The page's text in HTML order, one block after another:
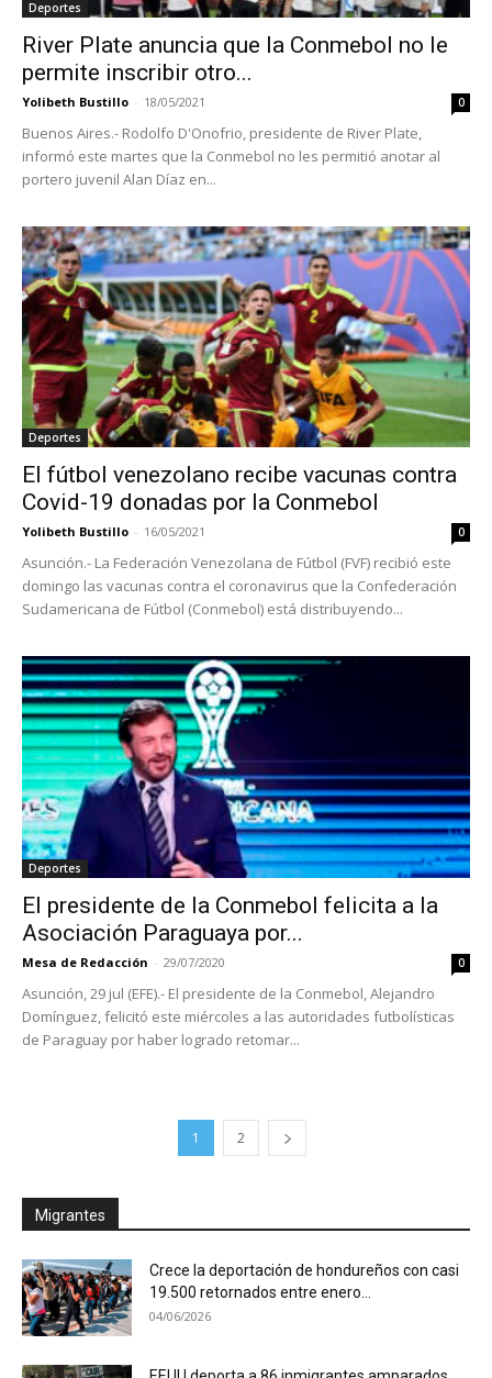
Deportes
River Plate anuncia que la Conmebol no le
permite inscribir otro...
Yolibeth Bustillo - 18/05/2021 0
Buenos Aires.- Rodolfo D'Onofrio, presidente de River Plate,
informó este martes que la Conmebol no les permitió anotar al
portero juvenil Alan Díaz en...
Deportes
El fútbol venezolano recibe vacunas contra
Covid-19 donadas por la Conmebol
Yolibeth Bustillo - 16/05/2021 0
Asunción.- La Federación Venezolana de Fútbol (FVF) recibió este
domingo las vacunas contra el coronavirus que la Confederación
Sudamericana de Fútbol (Conmebol) está distribuyendo...
Deportes
El presidente de la Conmebol felicita a la
Asociación Paraguaya por...
Mesa de Redacción - 29/07/2020 0
Asunción, 29 jul (EFE).- El presidente de la Conmebol, Alejandro
Domínguez, felicitó este miércoles a las autoridades futbolísticas
de Paraguay por haber logrado retomar...
1 2
Migrantes
Crece la deportación de hondureños con casi
19.500 retornados entre enero...
04/06/2026